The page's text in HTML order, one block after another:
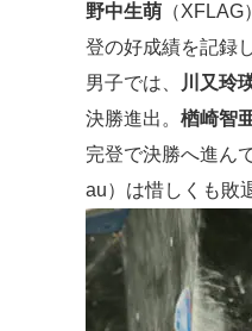
野中生萌 （XFLAG）
登の好成績を記録
男子では、
川又玲
決勝進出。 楢崎智
完登で決勝へ進ん
au）は惜しくも敗